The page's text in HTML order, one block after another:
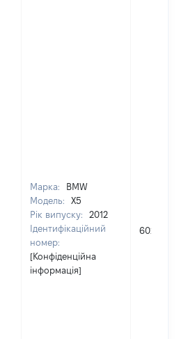
Марка:
BMW
Модель:
X5
Рік випуску:
2012
Ідентифікаційний
номер:
[Конфіденційна
інформація]
602538